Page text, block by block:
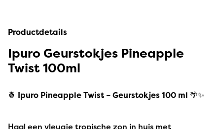
Productdetails
Ipuro Geurstokjes Pineapple
Twist 100ml
🍍 Ipuro Pineapple Twist – Geurstokjes 100 ml 🌴✨
Haal een vleugje tropische zon in huis met